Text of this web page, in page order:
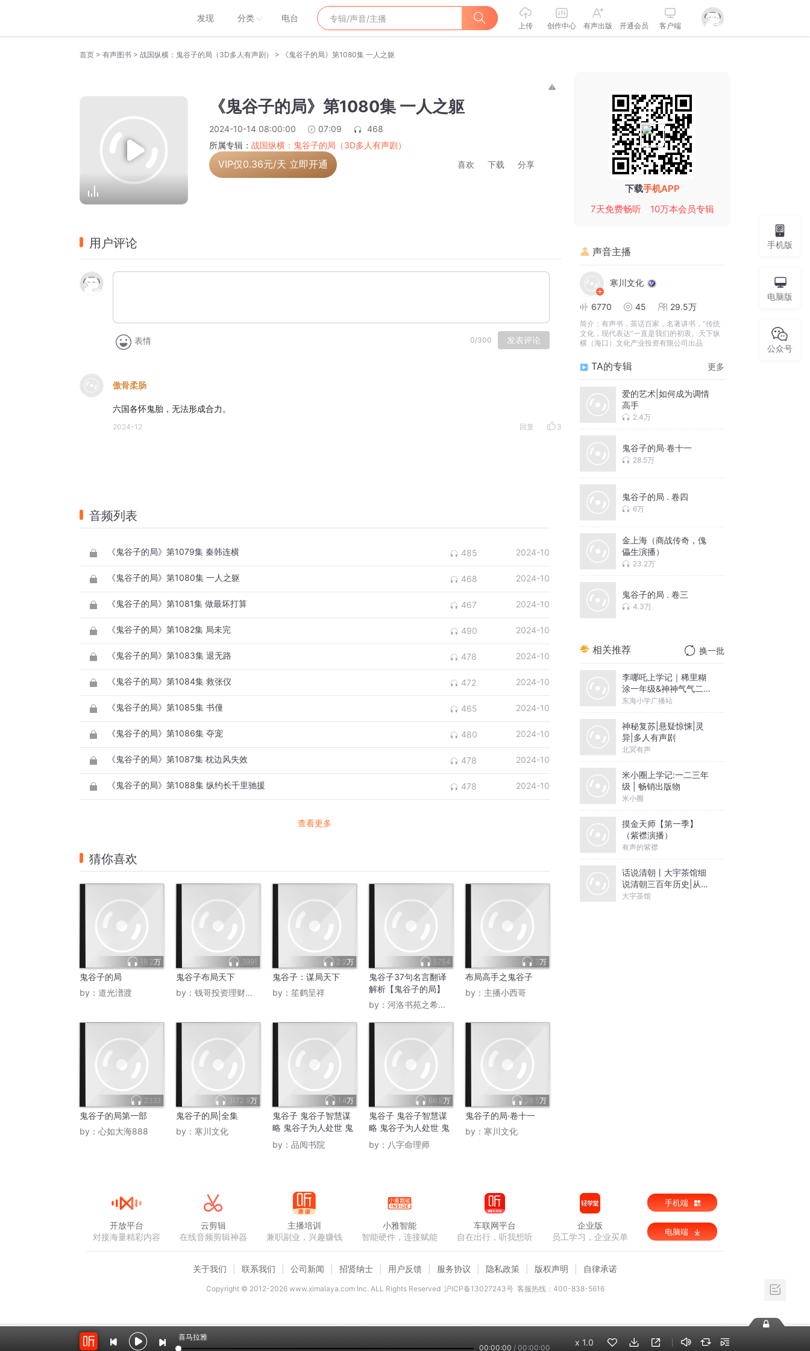
发现 分类 电台
上传 创作中心 有声出版 开通会员 客户端
首页 > 有声图书 > 战国纵横：鬼谷子的局（3D多人有声剧） > 《鬼谷子的局》第1080集 一人之躯
《鬼谷子的局》第1080集 一人之躯
2024-10-14 08:00:00 07:09
468
所属专辑： 战国纵横：鬼谷子的局（3D多人有声剧）
VIP仅0.36元/天 立即开通 喜欢 下载 分享
用户评论
表情 0/300 发表评论
傲骨柔肠
六国各怀鬼胎，无法形成合力。
2024-12 回复 3
音频列表
《鬼谷子的局》第1079集 秦韩连横 485 2024-10
《鬼谷子的局》第1080集 一人之躯 468 2024-10
《鬼谷子的局》第1081集 做最坏打算 467 2024-10
《鬼谷子的局》第1082集 局未完 490 2024-10
《鬼谷子的局》第1083集 退无路 478 2024-10
《鬼谷子的局》第1084集 救张仪 472 2024-10
《鬼谷子的局》第1085集 书僮 465 2024-10
《鬼谷子的局》第1086集 夺宠 480 2024-10
《鬼谷子的局》第1087集 枕边风失效 478 2024-10
《鬼谷子的局》第1088集 纵约长千里驰援 478 2024-10
查看更多
猜你喜欢
18.2万
鬼谷子的局
by： 道光潽渡
3991
鬼谷子布局天下
by： 钱哥投资理财读书圈
2.2万
鬼谷子：谋局天下
by： 笙鹤呈祥
5754
鬼谷子37句名言翻译
解析【鬼谷子的局】
by： 河洛书苑之希望祠
3万
布局高手之鬼谷子
by： 主播小西哥
2333
鬼谷子的局第一部
by： 心如大海888
3172.9万
鬼谷子的局|全集
by： 寒川文化
1.4万
鬼谷子 鬼谷子智慧谋
略 鬼谷子为人处世 鬼
谷子识人
by： 品阅书院
66.9万
鬼谷子 鬼谷子智慧谋
略 鬼谷子为人处世 鬼
谷子识人
by： 八字命理师
28.5万
鬼谷子的局·卷十一
by： 寒川文化
下载手机APP
7天免费畅听
10万本会员专辑
声音主播
寒川文化
6770 45 29.5万
简介： 有声书，茶话百家，名著讲书，“传统
文化，现代表达”一直是我们的初衷。天下纵
横（海口）文化产业投资有限公司出品
TA的专辑 更多
爱的艺术|如何成为调情
高手
2.4万
鬼谷子的局·卷十一
28.5万
鬼谷子的局 . 卷四
6万
金上海（商战传奇，傀
儡生演播）
23.2万
鬼谷子的局 . 卷三
4.3万
相关推荐 换一批
李哪吒上学记｜稀里糊
涂一年级&神神气气二年
级
东海小学广播站
神秘复苏|悬疑惊悚|灵
异|多人有声剧
北冥有声
米小圈上学记:一二三年
级 | 畅销出版物
米小圈
摸金天师【第一季】
（紫襟演播）
有声的紫襟
话说清朝丨大宇茶馆细
说清朝三百年历史|从努
尔哈赤到末代皇帝溥仪|
大宇茶馆
手机版
电脑版
公众号
喜马拉雅
00:00:00 / 00:00:00
x 1.0
开放平台
对接海量精彩内容
云剪辑
在线音频剪辑神器
主播培训
兼职副业，兴趣赚钱
小雅智能
智能硬件，连接赋能
车联网平台
自在出行，听我想听
企业版
员工学习，企业买单
手机端
电脑端
关于我们 联系我们 公司新闻 招贤纳士 用户反馈 服务协议 隐私政策 版权声明 自律承诺
Copyright © 2012-2026www.ximalaya.com lnc. ALL Rights Reserved 沪ICP备13027243号 客服热线：400-838-5616